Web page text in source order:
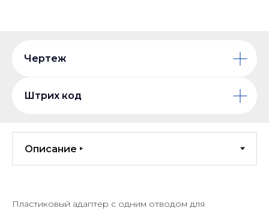
Чертеж
Штрих код
Пластиковый адаптер с одним отводом для